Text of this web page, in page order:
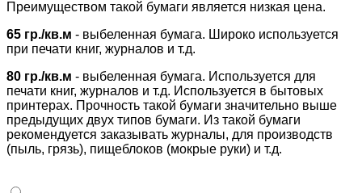
Преимуществом такой бумаги является низкая цена.
65 гр./кв.м - выбеленная бумага. Широко используется
при печати книг, журналов и т.д.
80 гр./кв.м - выбеленная бумага. Используется для
печати книг, журналов и т.д. Используется в бытовых
принтерах. Прочность такой бумаги значительно выше
предыдущих двух типов бумаги. Из такой бумаги
рекомендуется заказывать журналы, для производств
(пыль, грязь), пищеблоков (мокрые руки) и т.д.